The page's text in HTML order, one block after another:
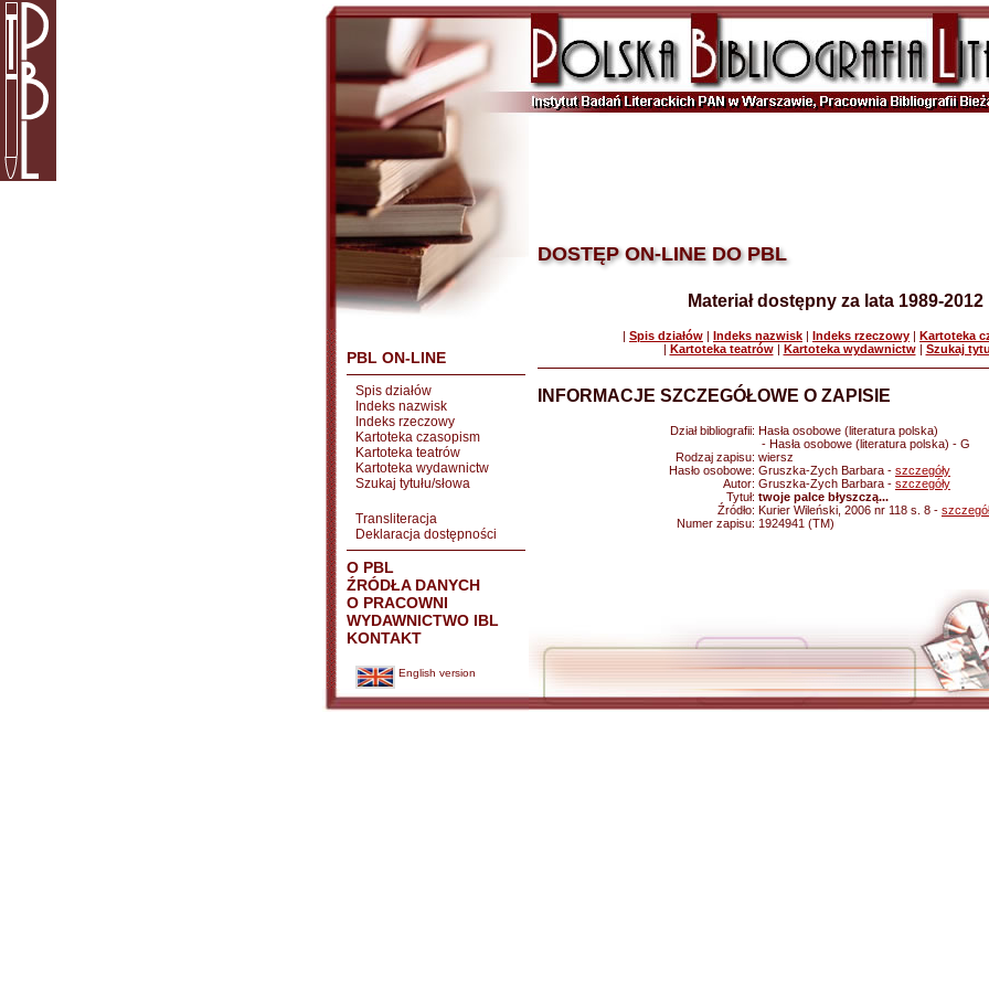
PBL ON-LINE
Spis działów
Indeks nazwisk
Indeks rzeczowy
Kartoteka czasopism
Kartoteka teatrów
Kartoteka wydawnictw
Szukaj tytułu/słowa
Transliteracja
Deklaracja dostępności
O PBL
ŹRÓDŁA DANYCH
O PRACOWNI
WYDAWNICTWO IBL
KONTAKT
English version
DOSTĘP ON-LINE DO PBL
Materiał dostępny za lata 1989-2012
| Spis działów | Indeks nazwisk | Indeks rzeczowy | Kartoteka
| Kartoteka teatrów| Kartoteka wydawnictw| Szukaj
INFORMACJE SZCZEGÓŁOWE O ZAPISIE
Dział bibliografii: Hasła osobowe (literatura polska)
- Hasła osobowe (literatura polska) - G
Rodzaj zapisu: wiersz
Hasło osobowe: Gruszka-Zych Barbara - szczegóły
Autor: Gruszka-Zych Barbara - szczegóły
Tytuł: twoje palce błyszczą...
Źródło: Kurier Wileński, 2006 nr 118 s. 8 -
Numer zapisu: 1924941 (TM)